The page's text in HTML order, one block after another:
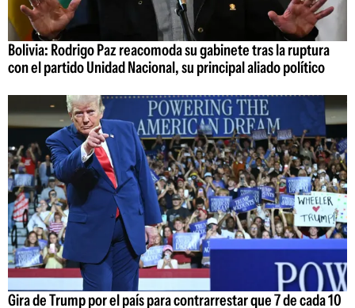
Bolivia: Rodrigo Paz reacomoda su gabinete tras la ruptura
con el partido Unidad Nacional, su principal aliado político
Gira de Trump por el país para contrarrestar que 7 de cada 10